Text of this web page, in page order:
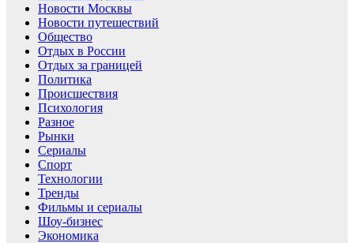
Новости Москвы
Новости путешествий
Общество
Отдых в России
Отдых за границей
Политика
Происшествия
Психология
Разное
Рынки
Сериалы
Спорт
Технологии
Тренды
Фильмы и сериалы
Шоу-бизнес
Экономика